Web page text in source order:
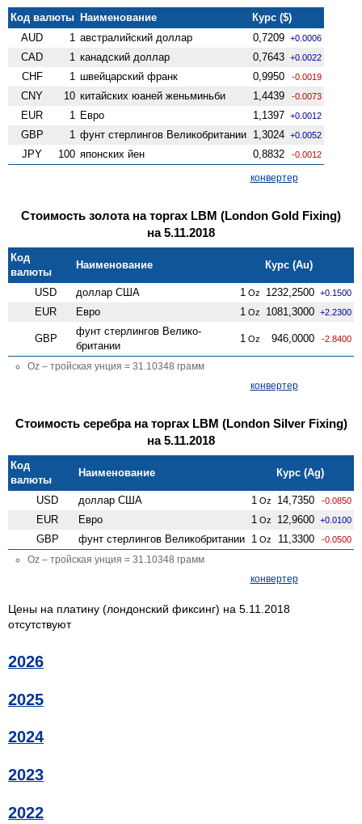
Код валюты Наименование
Курс ($)
AUD
1 австралийский доллар 0,7209 +0.0006
CAD 1 канадский доллар 0,7643 +0.0022
CHF 1 швейцарский франк 0,9950 -0.0019
CNY 10 китайских юаней женьминьби 1,4439 -0.0073
EUR 1 Евро 1,1397 +0.0012
GBP 1 фунт стерлингов Велико­британии 1,3024 +0.0052
JPY 100 японских йен 0,8832 -0.0012
конвертер
Стоимость золота на торгах LBM (London Gold Fixing)
на 5.11.2018
Код
валюты
Наименование Курс (Au)
USD доллар США 1 Oz 1232,2500 +0.1500
EUR Евро 1 Oz 1081,3000 +2.2300
GBP
фунт стерлингов Велико­
британии
1 Oz 946,0000 -2.8400
Oz – тройская унция = 31.10348 грамм
конвертер
Стоимость серебра на торгах LBM (London Silver Fixing)
на 5.11.2018
Код
валюты
Наименование Курс (Ag)
USD доллар США 1 Oz 14,7350 -0.0850
EUR Евро 1 Oz 12,9600 +0.0100
GBP фунт стерлингов Велико­британии 1 Oz 11,3300 -0.0500
Oz – тройская унция = 31.10348 грамм
конвертер
Цены на платину (лондонский фиксинг) на 5.11.2018
отсутствуют
2026
2025
2024
2023
2022